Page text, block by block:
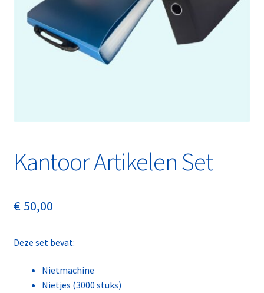
Kantoor Artikelen Set
€50,00
Deze set bevat:
Nietmachine
Nietjes (3000 stuks)